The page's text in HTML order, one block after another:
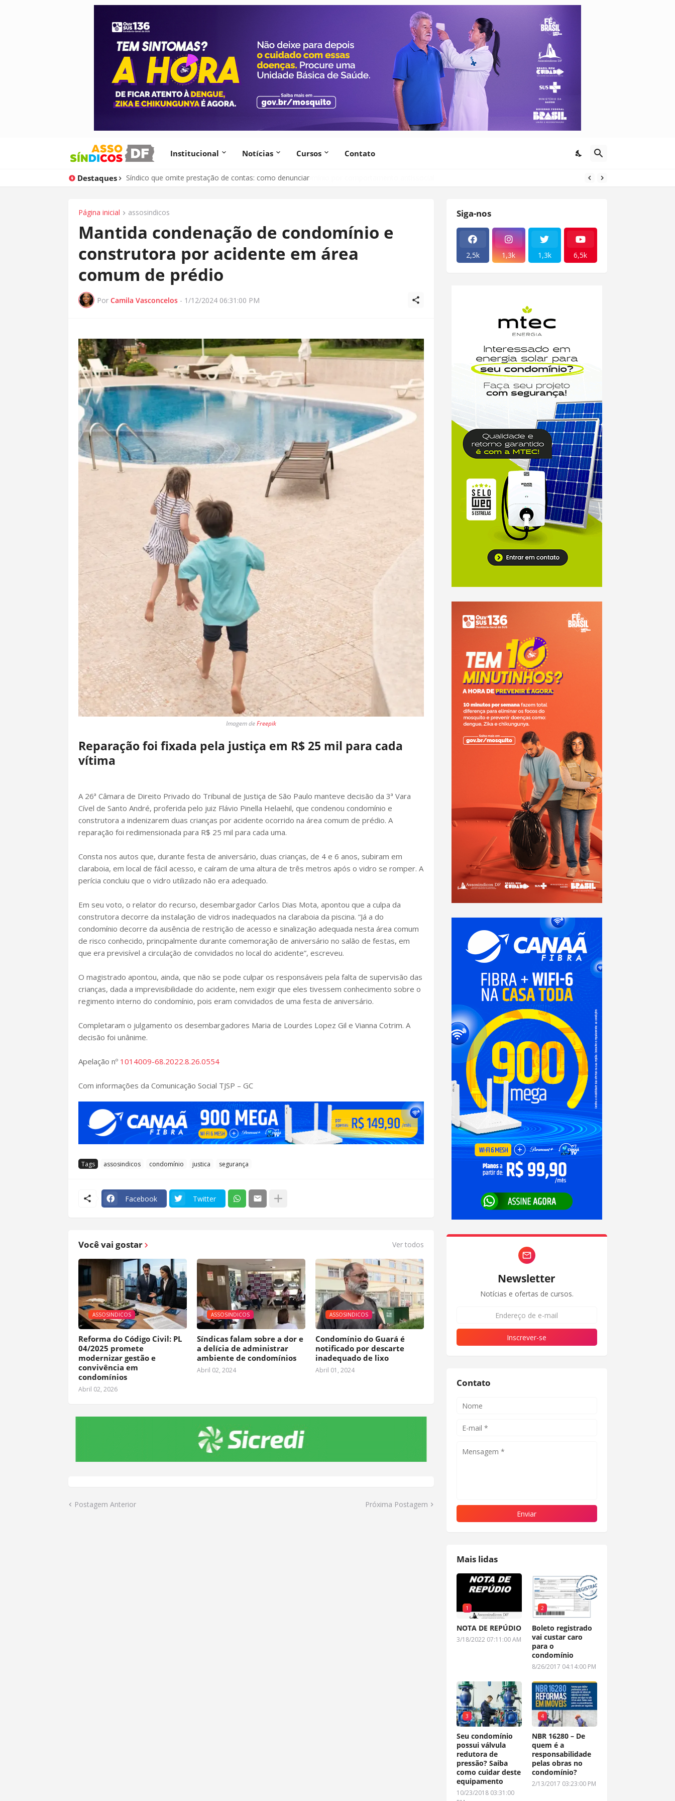
Institucional Notícias Cursos Contato
Destaques Justiça do DF determina expulsão de morador de condomínio por comportamento antissocial
Página inicial assosindicos
Mantida condenação de condomínio e
construtora por acidente em área
comum de prédio
Por Camila Vasconcelos - 1/12/2024 06:31:00 PM
Imagem deFreepik
Reparação foi fixada pela justiça em R$ 25 mil para cada
vítima
A 26ª Câmara de Direito Privado do Tribunal de Justiça de São Paulo manteve decisão da 3ª Vara
Cível de Santo André, proferida pelo juiz Flávio Pinella Helaehil, que condenou condomínio e
construtora a indenizarem duas crianças por acidente ocorrido na área comum de prédio. A
reparação foi redimensionada para R$ 25 mil para cada uma.
Consta nos autos que, durante festa de aniversário, duas crianças, de 4 e 6 anos, subiram em
claraboia, em local de fácil acesso, e caíram de uma altura de três metros após o vidro se romper. A
perícia concluiu que o vidro utilizado não era adequado.
Em seu voto, o relator do recurso, desembargador Carlos Dias Mota, apontou que a culpa da
construtora decorre da instalação de vidros inadequados na claraboia da piscina. “Já a do
condomínio decorre da ausência de restrição de acesso e sinalização adequada nesta área comum
de risco conhecido, principalmente durante comemoração de aniversário no salão de festas, em
que era previsível a circulação de convidados no local do acidente”, escreveu.
O magistrado apontou, ainda, que não se pode culpar os responsáveis pela falta de supervisão das
crianças, dada a imprevisibilidade do acidente, nem exigir que eles tivessem conhecimento sobre o
regimento interno do condomínio, pois eram convidados de uma festa de aniversário.
Completaram o julgamento os desembargadores Maria de Lourdes Lopez Gil e Vianna Cotrim. A
decisão foi unânime.
Apelação nº 1014009-68.2022.8.26.0554
Com informações da Comunicação Social TJSP – GC
Tags assosindicos condomínio justica segurança
Facebook Twitter
Você vai gostar Ver todos
ASSOSINDICOS
Reforma do Código Civil: PL
04/2025 promete
modernizar gestão e
convivência em
condomínios
Abril 02, 2026
ASSOSINDICOS
Síndicas falam sobre a dor e
a delícia de administrar
ambiente de condomínios
Abril 02, 2024
ASSOSINDICOS
Condomínio do Guará é
notificado por descarte
inadequado de lixo
Abril 01, 2024
Postagem Anterior Próxima Postagem
Siga-nos
2,5k 1,3k 1,3k 6,5k
Newsletter
Notícias e ofertas de cursos.
Contato
Mais lidas
1
NOTA DE REPÚDIO
3/18/2022 07:11:00 AM
2
Boleto registrado
vai custar caro
para o
condomínio
8/26/2017 04:14:00 PM
3
Seu condomínio
possui válvula
redutora de
pressão? Saiba
como cuidar deste
equipamento
10/23/2018 03:31:00
4
NBR 16280 – De
quem é a
responsabilidade
pelas obras no
condomínio?
2/13/2017 03:23:00 PM